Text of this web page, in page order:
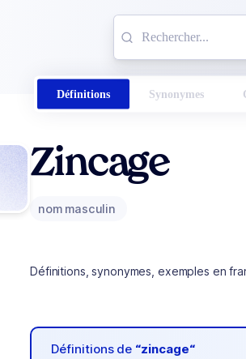
Définitions Synonymes
Zincage
nom masculin
Définitions, synonymes, exemples en
Définitions de “zincage“